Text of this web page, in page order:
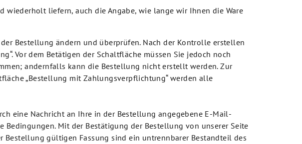
wiederholt liefern, auch die Angabe, wie lange wir Ihnen die Ware
Bestellung ändern und überprüfen. Nach der Kontrolle erstellen
Vor dem Betätigen der Schaltfläche müssen Sie jedoch noch
andernfalls kann die Bestellung nicht erstellt werden. Zur
„Bestellung mit Zahlungsverpflichtung“ werden alle
eine Nachricht an Ihre in der Bestellung angegebene E-Mail-
Mit der Bestätigung der Bestellung von unserer Seite
Bestellung gültigen Fassung sind ein untrennbarer Bestandteil des